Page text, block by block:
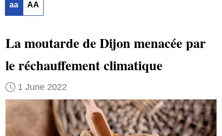
aa AA
La moutarde de Dijon menacée par
le réchauffement climatique
1 June 2022